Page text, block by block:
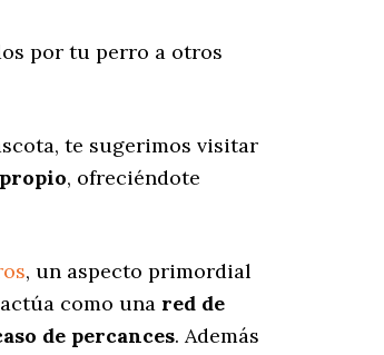
por tu perro a otros
te sugerimos visitar
propio, ofreciéndote
, un aspecto primordial
como una red de
de percances. Además